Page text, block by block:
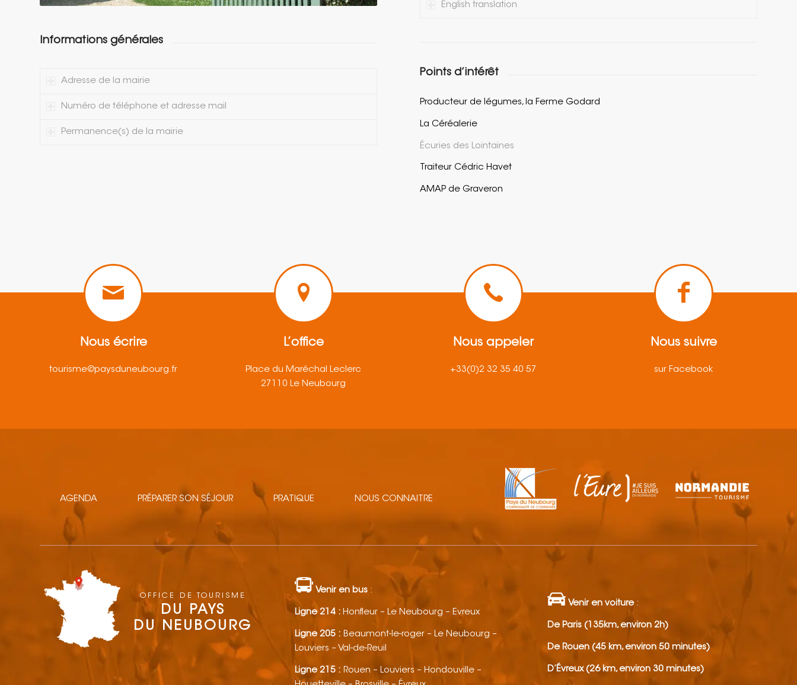
Informations générales
Adresse de la mairie
Numéro de téléphone et adresse mail
Permanence(s) de la mairie
English translation
Points d’intérêt
Producteur de légumes, la Ferme Godard
La Céréalerie
Écuries des Lointaines
Traiteur Cédric Havet
AMAP de Graveron
Nous écrire
tourisme@paysduneubourg.fr
L’office
Place du Maréchal Leclerc
27110 Le Neubourg
Nous appeler
+33(0)2 32 35 40 57
Nous suivre
sur Facebook
AGENDA PRÉPARER SON SÉJOUR PRATIQUE NOUS CONNAITRE
OFFICE DE TOURISME
DU PAYS
DU NEUBOURG
Venir en bus :
Ligne 214 : Honfleur – Le Neubourg – Evreux
Ligne 205 : Beaumont-le-roger – Le Neubourg –
Louviers – Val-de-Reuil
Ligne 215 : Rouen – Louviers – Hondouville –
Venir en voiture :
De Paris (135km, environ 2h)
De Rouen (45 km, environ 50 minutes)
D’Évreux (26 km, environ 30 minutes)